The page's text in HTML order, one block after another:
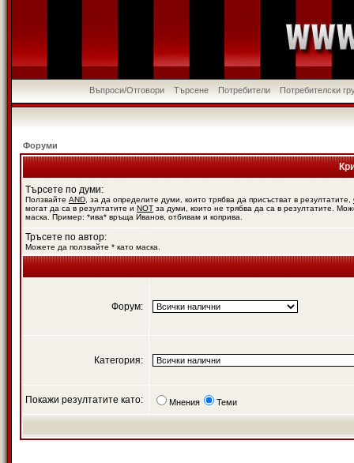
Въпроси/Отговори Търсене Потребители Потребителски
Форуми
Търсете по думи:
Ползвайте AND , за да определите думи, които трябва да присъстват в резултатите,
могат да са в резултатите и NOT за думи, които не трябва да са в резултатите.
маска. Пример: *ива* връща Иванов, отбивам и коприва.
Тръсете по автор:
Можете да ползвайте * като маска.
Форум:
Категория:
Покажи резултатите като: Мнения Теми